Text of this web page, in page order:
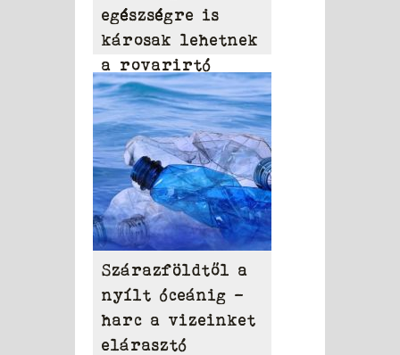
egészségre is
károsak lehetnek
a rovarirtó
szerek
Szárazföldtől a
nyílt óceánig –
harc a vizeinket
elárasztó